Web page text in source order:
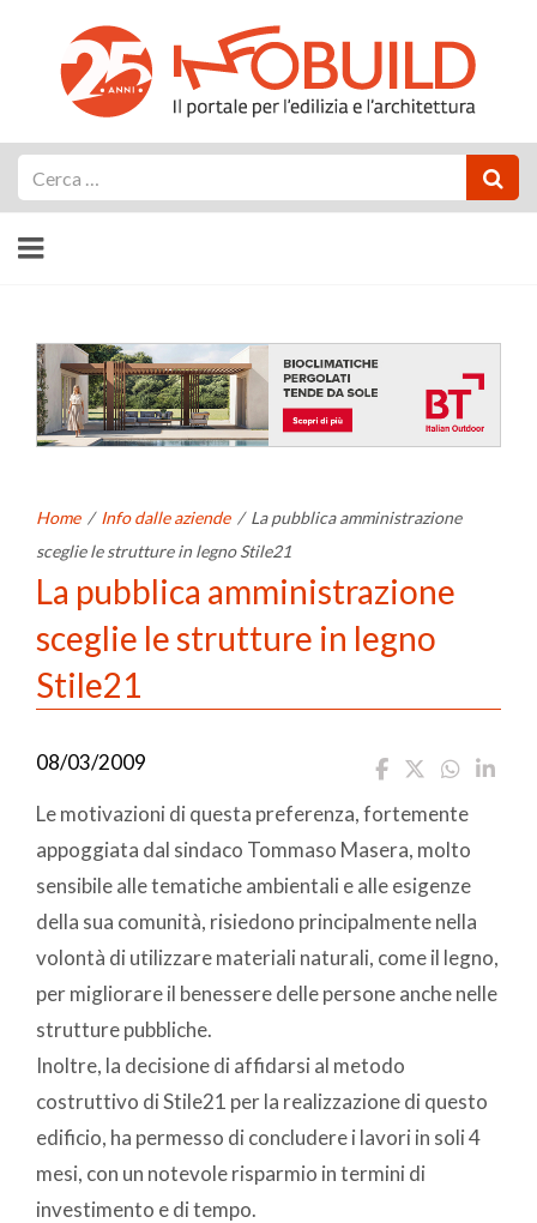
Home / Info dalle aziende / La pubblica amministrazione
sceglie le strutture in legno Stile21
La pubblica amministrazione
sceglie le strutture in legno
Stile21
08/03/2009
Le motivazioni di questa preferenza, fortemente
appoggiata dal sindaco Tommaso Masera, molto
sensibile alle tematiche ambientali e alle esigenze
della sua comunità, risiedono principalmente nella
volontà di utilizzare materiali naturali, come il legno,
per migliorare il benessere delle persone anche nelle
strutture pubbliche.
Inoltre, la decisione di affidarsi al metodo
costruttivo di Stile21 per la realizzazione di questo
edificio, ha permesso di concludere i lavori in soli 4
mesi, con un notevole risparmio in termini di
investimento e di tempo.